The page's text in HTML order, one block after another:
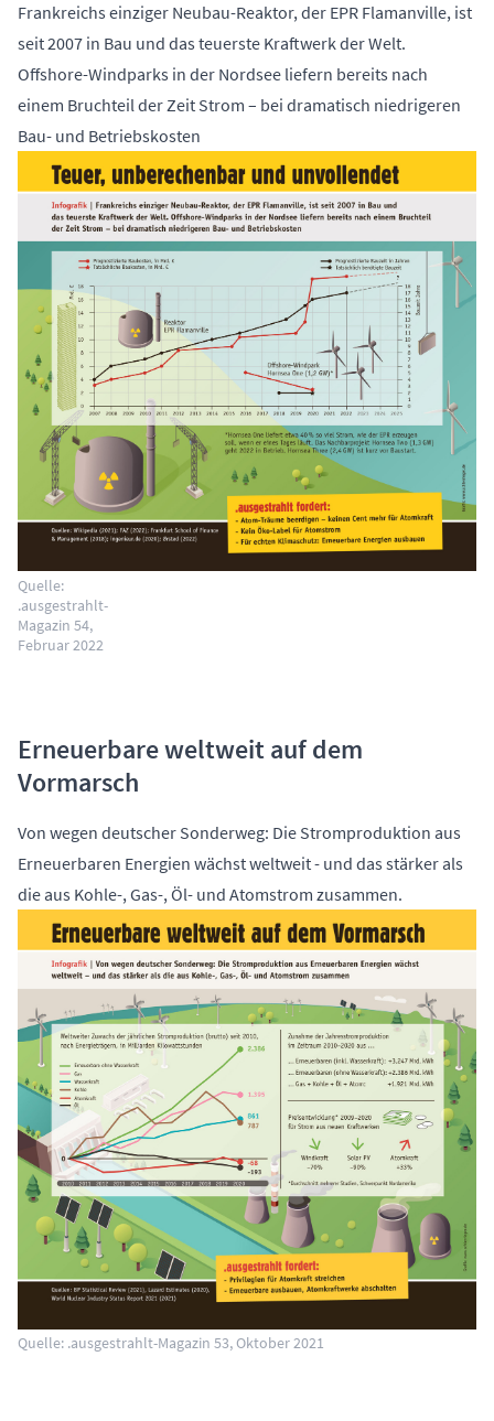
Frankreichs einziger Neubau-Reaktor, der EPR Flamanville, ist
seit 2007 in Bau und das teuerste Kraftwerk der Welt.
Offshore-Windparks in der Nordsee liefern bereits nach
einem Bruchteil der Zeit Strom – bei dramatisch niedrigeren
Bau- und Betriebskosten
Quelle:
.ausgestrahlt-
Magazin 54,
Februar 2022
Erneuerbare weltweit auf dem
Vormarsch
Von wegen deutscher Sonderweg: Die Stromproduktion aus
Erneuerbaren Energien wächst weltweit - und das stärker als
die aus Kohle-, Gas-, Öl- und Atomstrom zusammen.
Quelle: .ausgestrahlt-Magazin 53, Oktober 2021